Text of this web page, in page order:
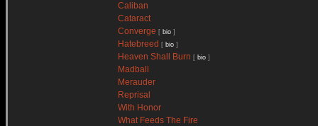
Caliban
Cataract
Converge [ bio ]
Hatebreed [ bio ]
Heaven Shall Burn [ bio ]
Madball
Merauder
Reprisal
With Honor
What Feeds The Fire